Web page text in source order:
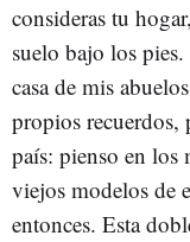
consideras tu
suelo bajo los
casa de mis
propios recuerdos,
país: pienso en los
viejos modelos de
entonces. Esta